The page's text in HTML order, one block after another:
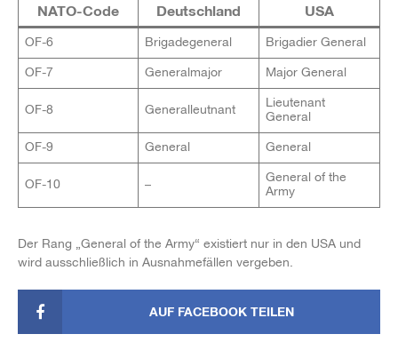
NATO-Code Deutschland USA
OF-6 Brigadegeneral Brigadier General
OF-7 Generalmajor Major General
OF-8 Generalleutnant
Lieutenant
General
OF-9 General General
OF-10 –
General of the
Army
Der Rang „General of the Army“ existiert nur in den USA und
wird ausschließlich in Ausnahmefällen vergeben.
AUF FACEBOOK TEILEN